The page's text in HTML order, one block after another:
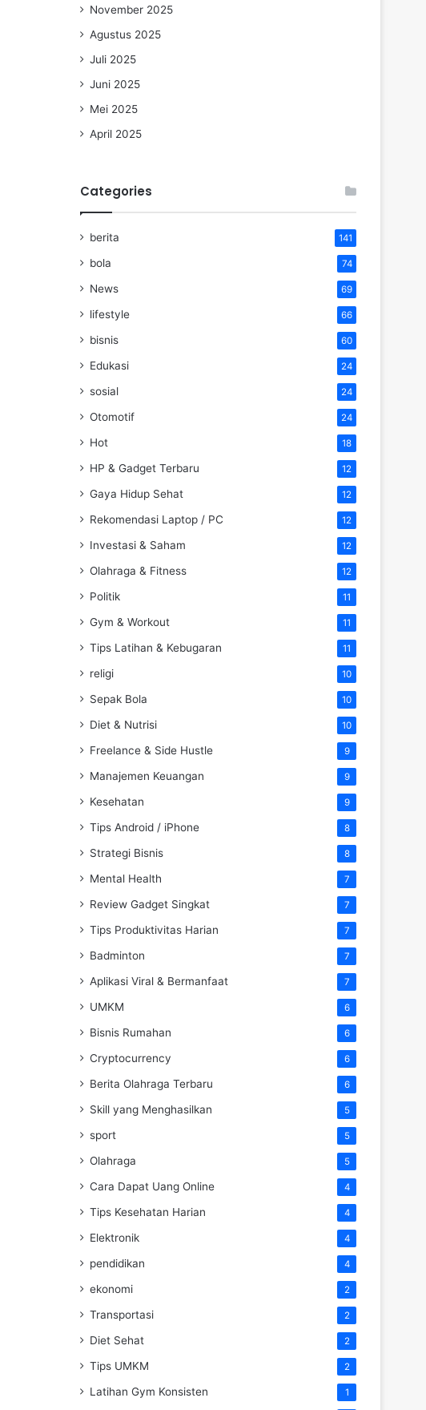
November 2025
Agustus 2025
Juli 2025
Juni 2025
Mei 2025
April 2025
Categories
berita 141
bola 74
News 69
lifestyle 66
bisnis 60
Edukasi 24
sosial 24
Otomotif 24
Hot 18
HP & Gadget Terbaru 12
Gaya Hidup Sehat 12
Rekomendasi Laptop / PC 12
Investasi & Saham 12
Olahraga & Fitness 12
Politik 11
Gym & Workout 11
Tips Latihan & Kebugaran 11
religi 10
Sepak Bola 10
Diet & Nutrisi 10
Freelance & Side Hustle 9
Manajemen Keuangan 9
Kesehatan 9
Tips Android / iPhone 8
Strategi Bisnis 8
Mental Health 7
Review Gadget Singkat 7
Tips Produktivitas Harian 7
Badminton 7
Aplikasi Viral & Bermanfaat 7
UMKM 6
Bisnis Rumahan 6
Cryptocurrency 6
Berita Olahraga Terbaru 6
Skill yang Menghasilkan 5
sport 5
Olahraga 5
Cara Dapat Uang Online 4
Tips Kesehatan Harian 4
Elektronik 4
pendidikan 4
ekonomi 2
Transportasi 2
Diet Sehat 2
Tips UMKM 2
Latihan Gym Konsisten 1